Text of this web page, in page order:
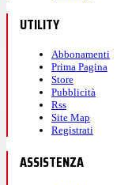
UTILITY
Abbonamenti
Prima Pagina
Store
Pubblicità
Rss
Site Map
Registrati
ASSISTENZA